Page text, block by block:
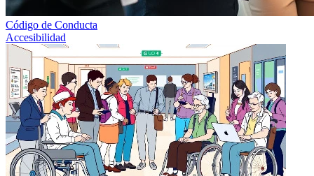
Código de Conducta
Accesibilidad